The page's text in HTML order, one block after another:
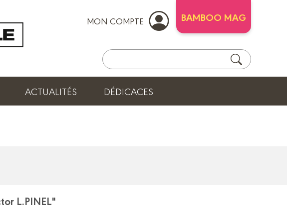
MON COMPTE BAMBOO MAG
ACTUALITÉS DÉDICACES
L.PINEL"